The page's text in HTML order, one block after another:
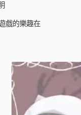
戲的樂趣在